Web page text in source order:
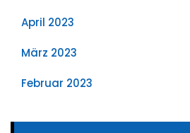
April 2023
März 2023
Februar 2023